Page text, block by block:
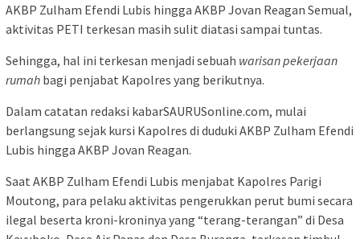
AKBP Zulham Efendi Lubis hingga AKBP Jovan Reagan Semual,
aktivitas PETI terkesan masih sulit diatasi sampai tuntas.
Sehingga, hal ini terkesan menjadi sebuah warisan pekerjaan
rumah bagi penjabat Kapolres yang berikutnya.
Dalam catatan redaksi kabarSAURUSonline.com, mulai
berlangsung sejak kursi Kapolres di duduki AKBP Zulham Efendi
Lubis hingga AKBP Jovan Reagan.
Saat AKBP Zulham Efendi Lubis menjabat Kapolres Parigi
Moutong, para pelaku aktivitas pengerukkan perut bumi secara
ilegal beserta kroni-kroninya yang “terang-terangan” di Desa